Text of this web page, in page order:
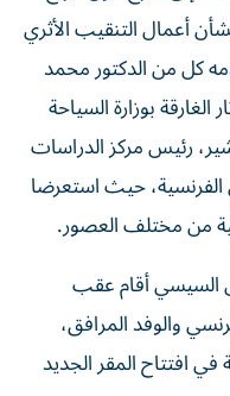
أعمال التنقيب الأثري
كل من الدكتور محمد
الغارقة بوزارة السياحة
رئيس مركز الدراسات
الفرنسية، حيث استعرضا
من مختلف العصور.
السيسي أقام عقب
والوفد المرافق،
افتتاح المقر الجديد